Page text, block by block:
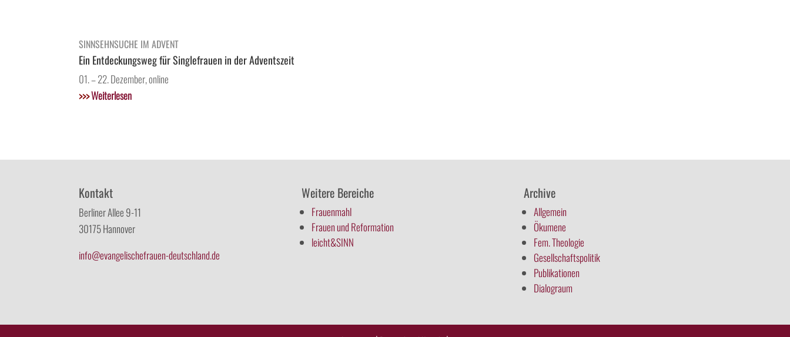
SINNSEHNSUCHE IM ADVENT
Ein Entdeckungsweg für Singlefrauen in der Adventszeit
01. – 22. Dezember, online
>>>Weiterlesen
Kontakt
Berliner Allee 9-11
30175 Hannover
info@evangelischefrauen-deutschland.de
Weitere Bereiche
Frauenmahl
Frauen und Reformation
leicht&SINN
Archive
Allgemein
Ökumene
Fem. Theologie
Gesellschaftspolitik
Publikationen
Dialograum